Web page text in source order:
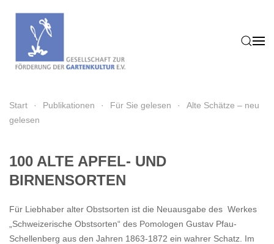
Zum Hauptinhalt springen
Start Publikationen Für Sie gelesen
Alte Schätze – neu
gelesen
100 ALTE APFEL- UND
BIRNENSORTEN
Für Liebhaber alter Obstsorten ist die Neuausgabe des Werkes
„Schweizerische Obstsorten“ des Pomologen Gustav Pfau-
Schellenberg aus den Jahren 1863-1872 ein wahrer Schatz. Im